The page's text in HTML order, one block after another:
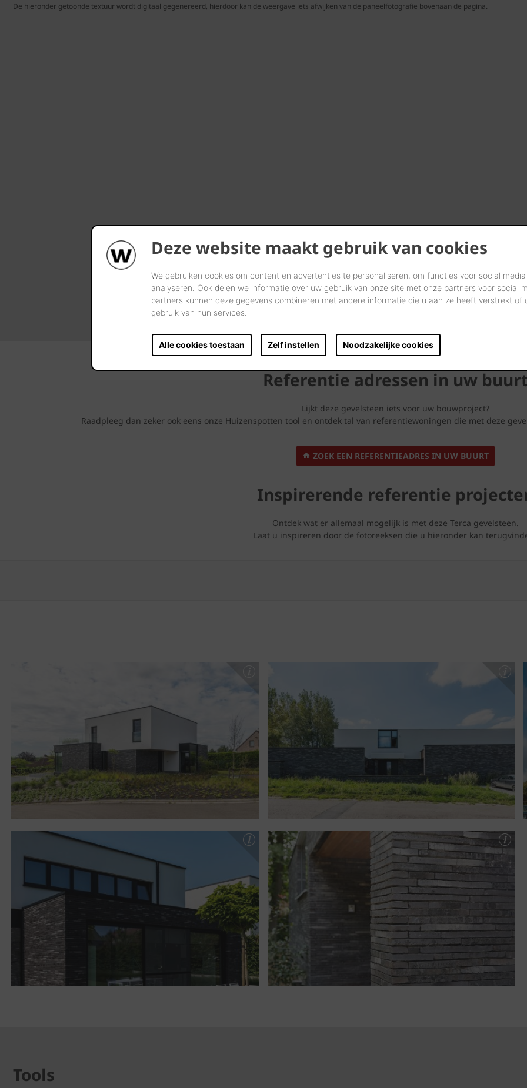
Deze website maakt gebruik van cookies
We gebruiken cookies om content en advertenties te personaliseren, om functies voor social
analyseren. Ook delen we informatie over uw gebruik van onze site met onze partners voor social
partners kunnen deze gegevens combineren met andere informatie die u aan ze heeft verstrekt of
gebruik van hun services.
Alle cookies toestaan Zelf instellen Noodzakelijke cookies
De hieronder getoonde textuur wordt digitaal gegenereerd, hierdoor kan de weergave iets afwijken van de paneelfotografie bovenaan de pagina.
Referentie adressen in uw buurt
Lijkt deze gevelsteen iets voor uw bouwproject?
Raadpleeg dan zeker ook eens onze Huizenspotten tool en ontdek tal van referentiewoningen die met deze
ZOEK EEN REFERENTIEADRES IN UW BUURT
Inspirerende referentie
Ontdek wat er allemaal mogelijk is met deze Terca gevelsteen.
Laat u inspireren door de fotoreeksen die u hieronder kan
Tools